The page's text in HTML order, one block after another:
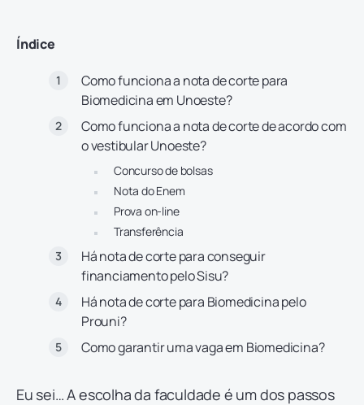
Índice
Como funciona a nota de corte para
Biomedicina em Unoeste?
Como funciona a nota de corte de acordo com
o vestibular Unoeste?
Concurso de bolsas
Nota do Enem
Prova on-line
Transferência
Há nota de corte para conseguir
financiamento pelo Sisu?
Há nota de corte para Biomedicina pelo
Prouni?
Como garantir uma vaga em Biomedicina?
Eu sei… A escolha da faculdade é um dos passos